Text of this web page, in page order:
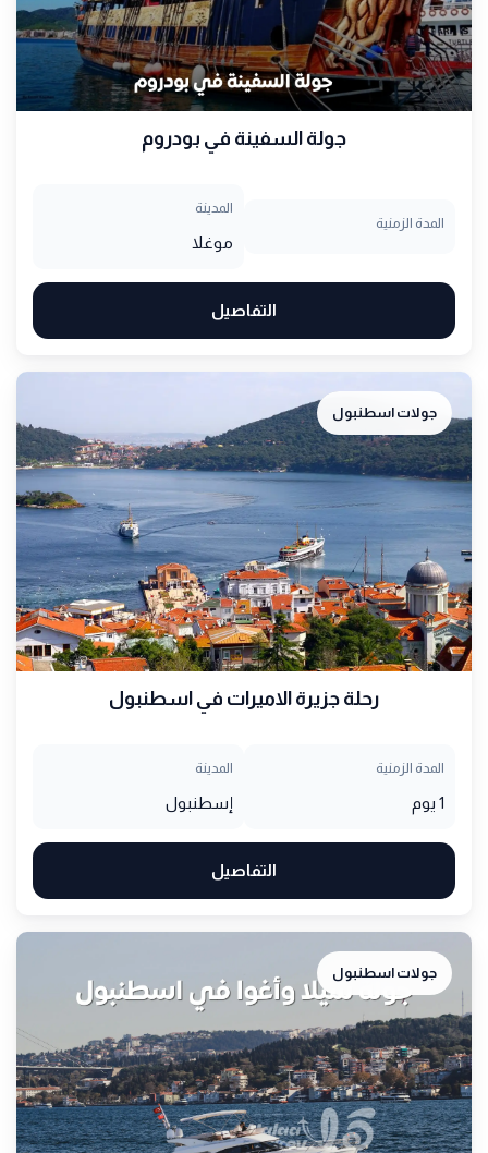
جولة السفينة في بودروم
المدة الزمنية
المدينة
موغلا
التفاصيل
جولات اسطنبول
رحلة جزيرة الاميرات في اسطنبول
المدة الزمنية
1 يوم
المدينة
إسطنبول
التفاصيل
جولات اسطنبول